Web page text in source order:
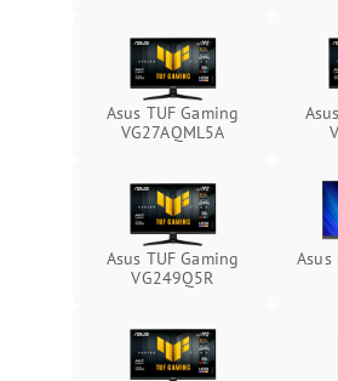
защиты от замыкания
Повреждение системы
защиты от перегрузок
1000 ₽
Неисправность системы
защиты от перегрева
Поломка системы защиты
от перенапряжения
Поломка системы защиты
от замыкания
Asus TUF Gaming
VG27AQML5A
Asus TUF Gaming
VG249Q5R